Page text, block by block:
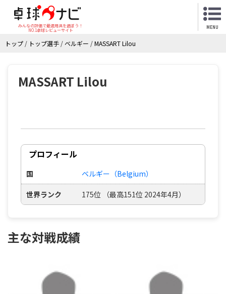
みんなの評価で最適用具を選ぼう！
NO.1卓球レビューサイト
MENU
トップ / トップ選手 /ベルギー /MASSART Lilou
MASSART Lilou
プロフィール
国 ベルギー（Belgium）
世界ランク 175位 （最高151位 2024年4月）
主な対戦成績